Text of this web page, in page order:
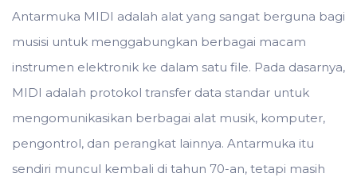
Antarmuka MIDI adalah alat yang sangat berguna bagi
musisi untuk menggabungkan berbagai macam
instrumen elektronik ke dalam satu file. Pada dasarnya,
MIDI adalah protokol transfer data standar untuk
mengomunikasikan berbagai alat musik, komputer,
pengontrol, dan perangkat lainnya. Antarmuka itu
sendiri muncul kembali di tahun 70-an, tetapi masih